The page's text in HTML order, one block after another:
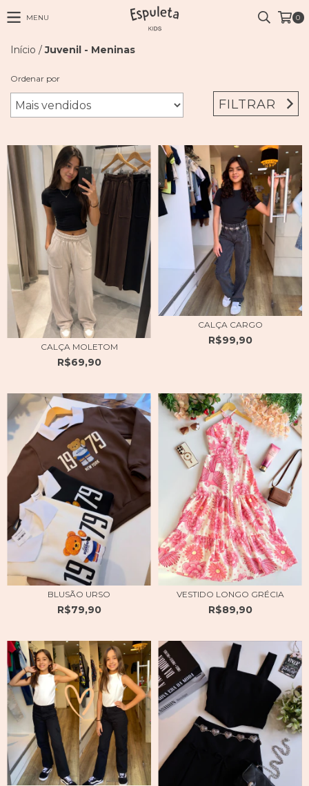
MENU 0
Início / Juvenil - Meninas
Ordenar por
FILTRAR
CALÇA MOLETOM
R$69,90
CALÇA CARGO
R$99,90
BLUSÃO URSO
R$79,90
VESTIDO LONGO GRÉCIA
R$89,90